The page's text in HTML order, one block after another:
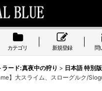
カテゴリ 新規登録 問
ラード:真夜中の狩り > 日本語 特別版
】大スライム、スローグルク/